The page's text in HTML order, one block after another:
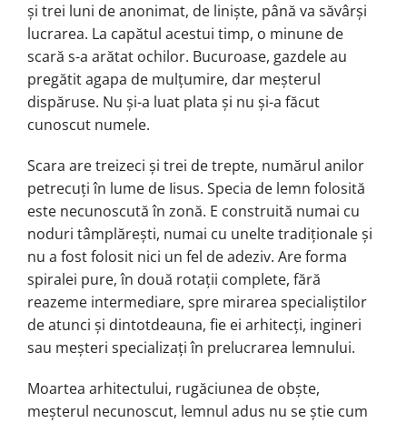
și trei luni de anonimat, de liniște, până va să­vârși
lucrarea. La capătul acestui timp, o minune de
scară s-a arătat ochilor. Bucu­roase, gazdele au
pregătit agapa de mulțumire, dar meșterul
dispăruse. Nu și-a luat plata și nu și-a făcut
cunoscut numele.
Scara are treizeci și trei de trepte, nu­mă­rul anilor
petrecuți în lume de Iisus. Spe­cia de lemn folosită
este necunoscută în zonă. E construită numai cu
noduri tâm­plărești, numai cu unelte tradi­țio­na­le și
nu a fost folosit nici un fel de adeziv. Are forma
spiralei pure, în două rotații com­plete, fără
reazeme intermediare, spre mirarea specialiștilor
de atunci și din­totdeauna, fie ei arhitecți, ingineri
sau meșteri specializați în prelucrarea lemnului.
Moartea arhitectului, rugăciunea de obș­te,
meșterul necunoscut, lemnul adus nu se știe cum